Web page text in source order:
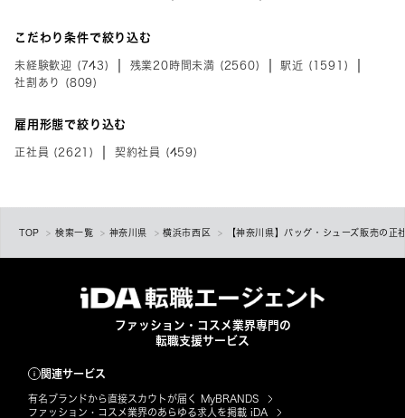
こだわり条件で絞り込む
未経験歓迎 (743) 残業20時間未満 (2560)
駅近 (1591)
社割あり (809)
雇用形態で絞り込む
正社員 (2621) 契約社員 (459)
TOP 検索一覧 神奈川県 横浜市西区 【神奈川県】バッグ・シューズ販売の
ファッション・コスメ業界専門の
転職支援サービス
関連サービス
有名ブランドから直接スカウトが届く MyBRANDS
ファッション・コスメ業界のあらゆる求人を掲載 iDA